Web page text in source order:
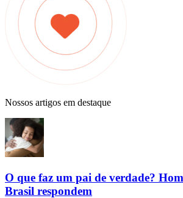
Nossos artigos em destaque
O que faz um pai de verdade?
Brasil respondem